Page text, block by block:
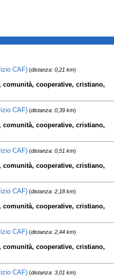
CAF)(distanza: 0,21 km)
cooperative, cristiano,
CAF)(distanza: 0,39 km)
cooperative, cristiano,
CAF)(distanza: 0,51 km)
cooperative, cristiano,
CAF)(distanza: 2,18 km)
cooperative, cristiano,
CAF)(distanza: 2,44 km)
cooperative, cristiano,
CAF)(distanza: 3,01 km)